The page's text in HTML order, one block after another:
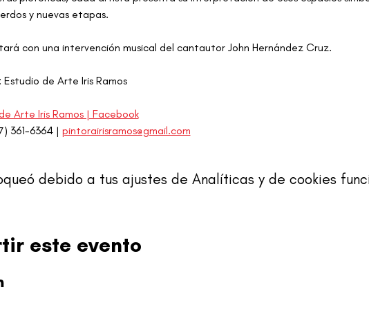
y nuevas etapas.
con una intervención musical del cantautor John Hernández Cruz.
de Arte Iris Ramos
Arte Iris Ramos | Facebook
361-6364 | pintorairisramos@gmail.com
debido a tus ajustes de Analíticas y de cookies
este evento